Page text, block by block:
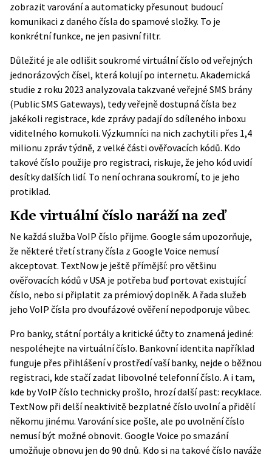
zobrazit varování a automaticky přesunout budoucí
komunikaci z daného čísla do spamové složky. To je
konkrétní funkce, ne jen pasivní filtr.
Důležité je ale odlišit soukromé virtuální číslo od veřejných
jednorázových čísel, která kolují po internetu. Akademická
studie z roku 2023 analyzovala takzvané veřejné SMS brány
(Public SMS Gateways), tedy veřejně dostupná čísla bez
jakékoli registrace, kde zprávy padají do sdíleného inboxu
viditelného komukoli. Výzkumníci na nich zachytili přes 1,4
milionu zpráv týdně, z velké části ověřovacích kódů. Kdo
takové číslo použije pro registraci, riskuje, že jeho kód uvidí
desítky dalších lidí. To není ochrana soukromí, to je jeho
protiklad.
Kde virtuální číslo naráží na zeď
Ne každá služba VoIP číslo přijme. Google sám upozorňuje,
že některé třetí strany čísla z Google Voice nemusí
akceptovat. TextNow je ještě přímější: pro většinu
ověřovacích kódů v USA je potřeba buď portovat existující
číslo, nebo si připlatit za prémiový doplněk. A řada služeb
jeho VoIP čísla pro dvoufázové ověření nepodporuje vůbec.
Pro banky, státní portály a kritické účty to znamená jediné:
nespoléhejte na virtuální číslo. Bankovní identita například
funguje přes přihlášení v prostředí vaší banky, nejde o běžnou
registraci, kde stačí zadat libovolné telefonní číslo. A i tam,
kde by VoIP číslo technicky prošlo, hrozí další past: recyklace.
TextNow při delší neaktivitě bezplatné číslo uvolní a přidělí
někomu jinému. Varování sice pošle, ale po uvolnění číslo
nemusí být možné obnovit. Google Voice po smazání
umožňuje obnovu jen do 90 dnů. Kdo si na takové číslo naváže